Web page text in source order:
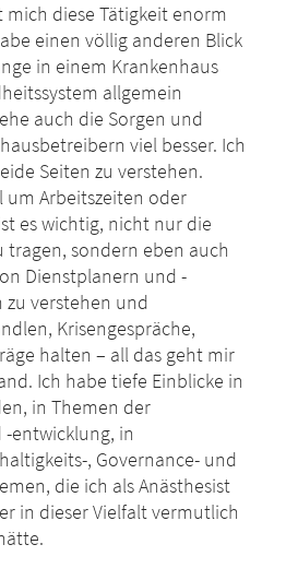
mich diese Tätigkeit enorm
einen völlig anderen Blick
in einem Krankenhaus
allgemein
auch die Sorgen und
viel besser. Ich
Seiten zu verstehen.
um Arbeitszeiten oder
es wichtig, nicht nur die
sondern eben auch
Dienstplanern und -
verstehen und
Krisengespräche,
halten – all das geht mir
Ich habe tiefe Einblicke in
in Themen der
entwicklung, in
, Governance- und
die ich als Anästhesist
in dieser Vielfalt vermutlich